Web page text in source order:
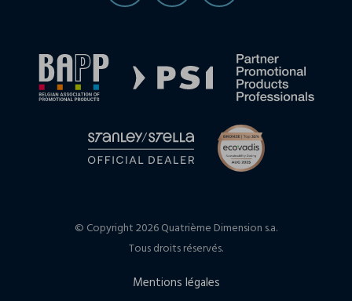
© Copyright 2026 Quatrième Dimension s.a.
Tous droits réservés.
Mentions légales